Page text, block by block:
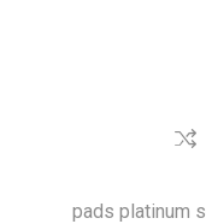
pads platinum